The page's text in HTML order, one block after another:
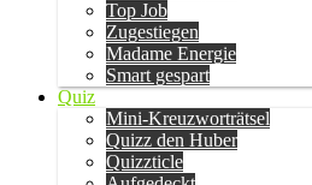
Top Job
Zugestiegen
Madame Energie
Smart gespart
Quiz
Mini-Kreuzworträtsel
Quizz den Huber
Quizzticle